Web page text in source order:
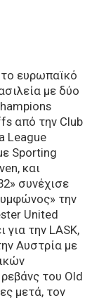
ευρωπαϊκό
με δύο
από την Club
League
Sporting
και
συνέχισε
την
United
για την LASK,
Αυστρία με
του Old
μετά, τον